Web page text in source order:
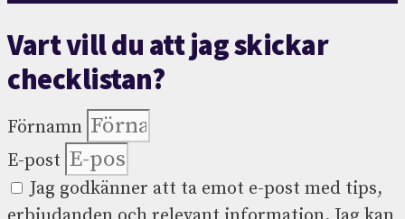
Vart vill du att jag skickar
checklistan?
Förnamn
E-post
Jag godkänner att ta emot e-post med tips,